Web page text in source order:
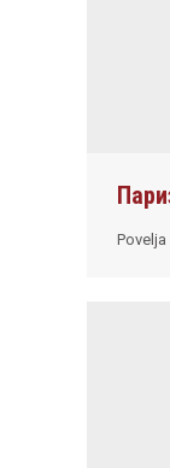
Povelja